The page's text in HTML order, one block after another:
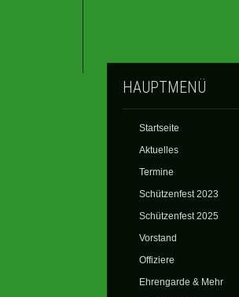
HAUPTMENÜ
Startseite
Aktuelles
Termine
Schützenfest 2023
Schützenfest 2025
Vorstand
Offiziere
Ehrengarde & Mehr